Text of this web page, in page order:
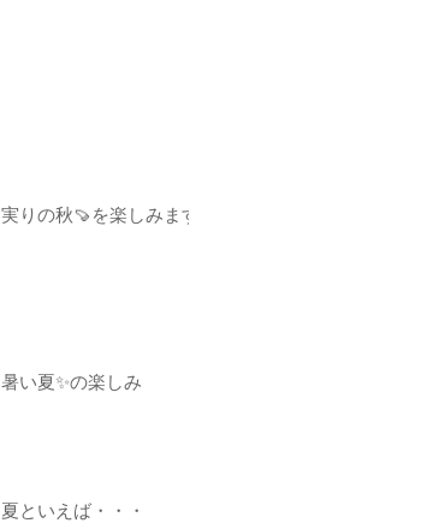
実りの秋🍠を楽しみます
暑い夏✨の楽しみ
夏といえば・・・